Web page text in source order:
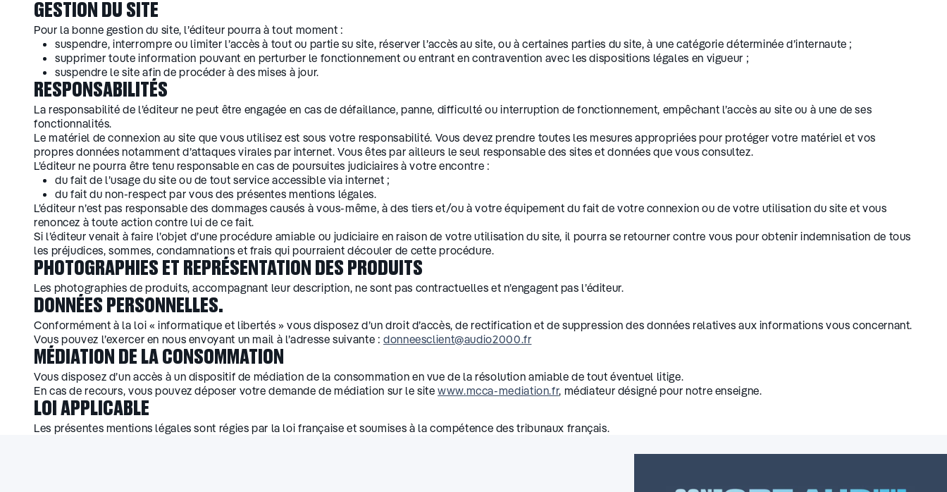
GESTION DU SITE
Pour la bonne gestion du site, l’éditeur pourra à tout moment :
suspendre, interrompre ou limiter l’accès à tout ou partie su site, réserver l’accès au site, ou à certaines parties du site, à une catégorie déterminée d’internaute ;
supprimer toute information pouvant en perturber le fonctionnement ou entrant en contravention avec les dispositions légales en vigueur ;
suspendre le site afin de procéder à des mises à jour.
RESPONSABILITÉS
La responsabilité de l’éditeur ne peut être engagée en cas de défaillance, panne, difficulté ou interruption de fonctionnement, empêchant l’accès au site ou à une de ses
fonctionnalités.
Le matériel de connexion au site que vous utilisez est sous votre responsabilité. Vous devez prendre toutes les mesures appropriées pour protéger votre matériel et vos
propres données notamment d’attaques virales par internet. Vous êtes par ailleurs le seul responsable des sites et données que vous consultez.
L’éditeur ne pourra être tenu responsable en cas de poursuites judiciaires à votre encontre :
du fait de l’usage du site ou de tout service accessible via internet ;
du fait du non-respect par vous des présentes mentions légales.
L’éditeur n’est pas responsable des dommages causés à vous-même, à des tiers et/ou à votre équipement du fait de votre connexion ou de votre utilisation du site et vous
renoncez à toute action contre lui de ce fait.
Si l’éditeur venait à faire l’objet d’une procédure amiable ou judiciaire en raison de votre utilisation du site, il pourra se retourner contre vous pour obtenir indemnisation de tous
les préjudices, sommes, condamnations et frais qui pourraient découler de cette procédure.
PHOTOGRAPHIES ET REPRÉSENTATION DES PRODUITS
Les photographies de produits, accompagnant leur description, ne sont pas contractuelles et n’engagent pas l’éditeur.
DONNÉES PERSONNELLES.
Conformément à la loi « informatique et libertés » vous disposez d’un droit d’accès, de rectification et de suppression des données relatives aux informations vous concernant.
Vous pouvez l’exercer en nous envoyant un mail à l’adresse suivante :donneesclient@audio2000.fr
MÉDIATION DE LA CONSOMMATION
Vous disposez d’un accès à un dispositif de médiation de la consommation en vue de la résolution amiable de tout éventuel litige.
En cas de recours, vous pouvez déposer votre demande de médiation sur le sitewww.mcca-mediation.fr, médiateur désigné pour notre enseigne.
LOI APPLICABLE
Les présentes mentions légales sont régies par la loi française et soumises à la compétence des tribunaux français.